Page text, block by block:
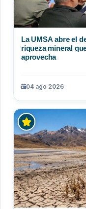
La UMSA abre el
riqueza mineral
aprovecha
04 ago 2026